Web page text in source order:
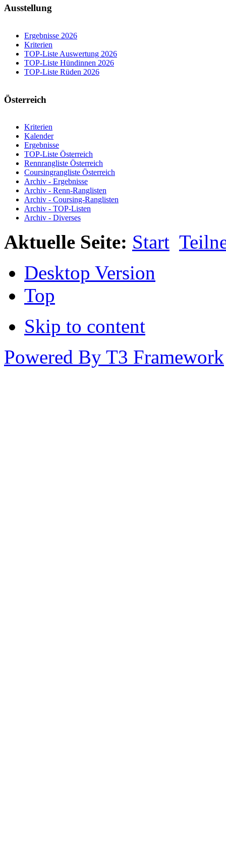
Ausstellung
Ergebnisse 2026
Kriterien
TOP-Liste Auswertung 2026
TOP-Liste Hündinnen 2026
TOP-Liste Rüden 2026
Österreich
Kriterien
Kalender
Ergebnisse
TOP-Liste Österreich
Rennrangliste Österreich
Coursingrangliste Österreich
Archiv - Ergebnisse
Archiv - Renn-Ranglisten
Archiv - Coursing-Ranglisten
Archiv - TOP-Listen
Archiv - Diverses
Aktuelle Seite: Start
Desktop Version
Top
Skip to content
Powered By T3 Framework